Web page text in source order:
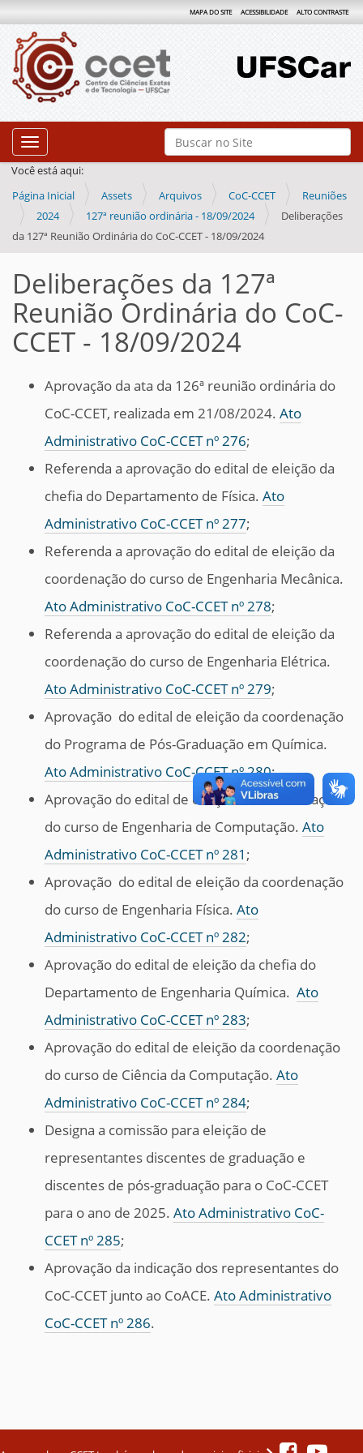
Busca
Busca Avançada…
MAPA DO SITE ACESSIBILIDADE ALTO CONTRASTE
Toggle navigation
Você está aqui:
Página Inicial
Assets Arquivos CoC-CCET
Reuniões
2024
127ª reunião ordinária - 18/09/2024
Deliberações
da 127ª Reunião Ordinária do CoC-CCET - 18/09/2024
Deliberações da 127ª
Reunião Ordinária do CoC-
CCET - 18/09/2024
Aprovação da ata da 126ª reunião ordinária do
CoC-CCET, realizada em 21/08/2024. Ato
Administrativo CoC-CCET nº 276;
Referenda a aprovação do edital de eleição da
chefia do Departamento de Física. Ato
Administrativo CoC-CCET nº 277;
Referenda a aprovação do edital de eleição da
coordenação do curso de Engenharia Mecânica.
Ato Administrativo CoC-CCET nº 278;
Referenda a aprovação do edital de eleição da
coordenação do curso de Engenharia Elétrica.
Ato Administrativo CoC-CCET nº 279;
Aprovação do edital de eleição da coordenação
do Programa de Pós-Graduação em Química.
Ato Administrativo CoC-CCET nº 280;
Aprovação do edital de eleição da coordenação
do curso de Engenharia de Computação. Ato
Administrativo CoC-CCET nº 281 ;
Aprovação do edital de eleição da coordenação
do curso de Engenharia Física. Ato
Administrativo CoC-CCET nº 282;
Aprovação do edital de eleição da chefia do
Departamento de Engenharia Química. Ato
Administrativo CoC-CCET nº 283;
Aprovação do edital de eleição da coordenação
do curso de Ciência da Computação. Ato
Administrativo CoC-CCET nº 284;
Designa a comissão para eleição de
representantes discentes de graduação e
discentes de pós-graduação para o CoC-CCET
para o ano de 2025. Ato Administrativo CoC-
CCET nº 285;
Aprovação da indicação dos representantes do
CoC-CCET junto ao CoACE. Ato Administrativo
CoC-CCET nº 286.